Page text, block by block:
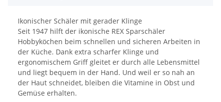
Ikonischer Schäler mit gerader Klinge
Seit 1947 hilft der ikonische REX Sparschäler
Hobbyköchen beim schnellen und sicheren Arbeiten in
der Küche. Dank extra scharfer Klinge und
ergonomischem Griff gleitet er durch alle Lebensmittel
und liegt bequem in der Hand. Und weil er so nah an
der Haut schneidet, bleiben die Vitamine in Obst und
Gemüse erhalten.